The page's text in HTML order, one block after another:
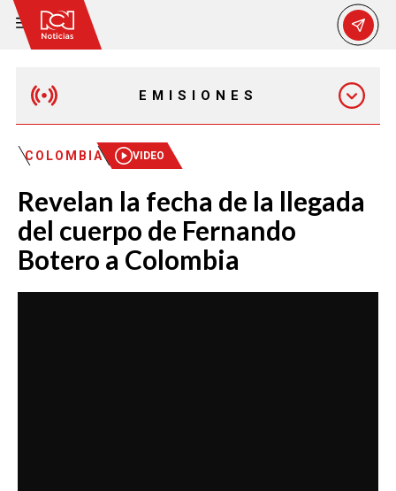
EMISIONES
MAÑANA EXPRESS
EMISIÓN 12:30 PM
EMISIÓN 7:00 PM
COLOMBIA VIDEO
Revelan la fecha de la llegada
del cuerpo de Fernando
Botero a Colombia